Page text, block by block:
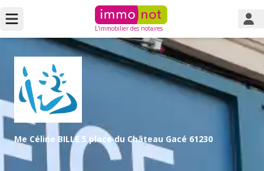
L'immobilier des notaires
Me Céline BILLE 5 place du Château Gacé 61230